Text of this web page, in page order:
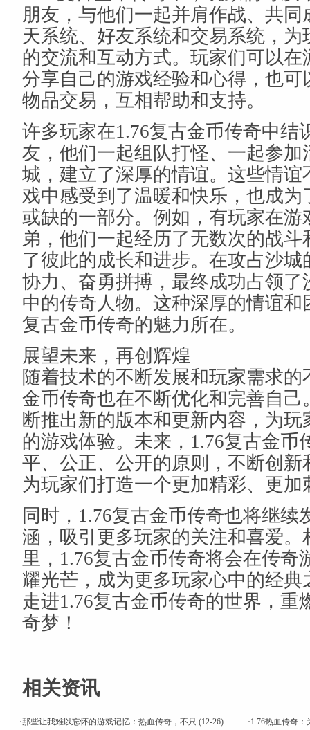
朋友，与他们一起并肩作战、共
天系统、好友系统和交易系统，
的交流和互动方式。玩家们可以在
分享自己的游戏经验和心得，也可
物品交易，互相帮助和支持。
许多玩家在1.76复古金币传奇中结
友，他们一起组队打怪、一起参加
城，建立了深厚的情谊。这些情谊
戏中感受到了温暖和快乐，也成为
或缺的一部分。例如，有玩家在游
弟，他们一起经历了无数次的战
了彼此的成长和进步。在攻占沙
协力、奋勇拼搏，最终成功占领了
中的传奇人物。这种深厚的情谊和
复古金币传奇的魅力所在。
展望未来，再创辉煌
随着技术的不断发展和玩家需求的
金币传奇也在不断优化和完善自己
断推出新的版本和更新内容，为
的游戏体验。未来，1.76复古金币
平、公正、公开的原则，不断创新
为玩家们打造一个更加精彩、更
同时，1.76复古金币传奇也将继续
涵，吸引更多玩家的关注和喜爱。
里，1.76复古金币传奇将会在传奇
耀光芒，成为更多玩家心中的经典
走进1.76复古金币传奇的世界，重
奇梦！
相关资讯
·那些让我难以忘怀的游戏记忆：热血传奇，不只 (12-26) ·1.76热血传奇